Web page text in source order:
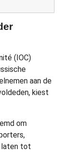
(IOC)
aan de
kiest
om
laten tot